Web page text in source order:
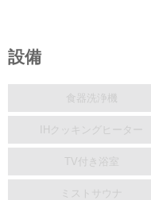
設備
食器洗浄機
IHクッキングヒーター
TV付き浴室
ミストサウナ